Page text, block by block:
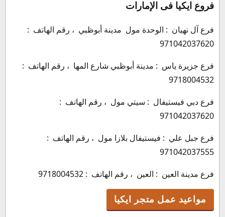
فروع ايكيا فى الإمارات
فرع آل نهيان : الوحدة مول مدينة أبوظبي ، رقم الهاتف :
971042037620
فرع جزيرة ياس : مدينة أبوظبي شارع المها ، رقم الهاتف :
9718004532
فرع دبي فيستيفال : سيتي مول ، رقم الهاتف :
971042037620
فرع جبل علي : فيستيفال بلازا مول ، رقم الهاتف :
971042037555
فرع مدينة العين : العين ، رقم الهاتف : 9718004532
مواعيد عمل متجر ايكيا